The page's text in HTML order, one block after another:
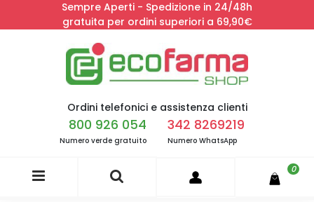
Sempre Aperti - Spedizione in 24/48h
gratuita per ordini superiori a 69,90€
Ordini telefonici e assistenza clienti
800 926 054
Numero verde gratuito
342 8269219
Numero WhatsApp
0